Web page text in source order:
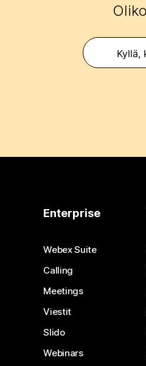
Kyllä,
Enterprise
Webex Suite
Calling
Meetings
Viestit
Slido
Webinars